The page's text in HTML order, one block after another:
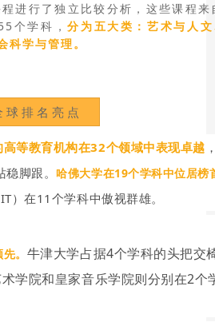
进行了独立比较分析，这些课程
个学科，分为五大类：艺术与人
科学与管理。
球排名亮点
高等教育机构在32个领域中表现卓越
稳脚跟。哈佛大学在19个学科中位居榜
）在11个学科中傲视群雄。
。 牛津大学占据4个学科的头把交
学院和皇家音乐学院则分别在2个